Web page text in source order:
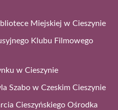
Miejskiej w Cieszynie
Klubu Filmowego
w Cieszynie
Szabo w Czeskim Cieszynie
Cieszyńskiego Ośrodka